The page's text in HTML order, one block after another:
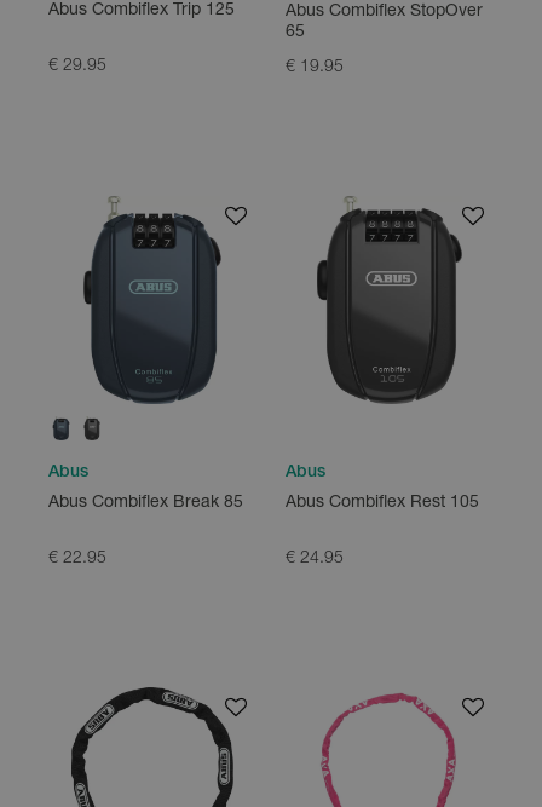
Abus Combiflex Trip 125
€ 29.95
Abus Combiflex StopOver
65
€ 19.95
Abus
Abus Combiflex Break 85
€ 22.95
Abus
Abus Combiflex Rest 105
€ 24.95